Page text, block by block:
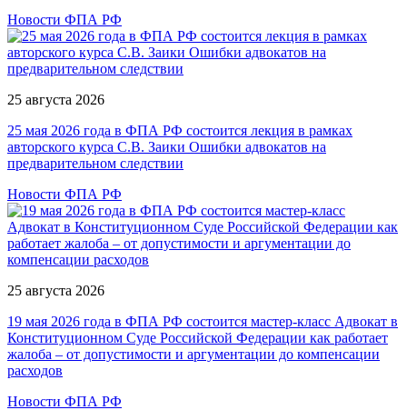
Новости ФПА РФ
25 августа 2026
25 мая 2026 года в ФПА РФ состоится лекция в рамках
авторского курса С.В. Заики Ошибки адвокатов на
предварительном следствии
Новости ФПА РФ
25 августа 2026
19 мая 2026 года в ФПА РФ состоится мастер-класс Адвокат в
Конституционном Суде Российской Федерации как работает
жалоба – от допустимости и аргументации до компенсации
расходов
Новости ФПА РФ